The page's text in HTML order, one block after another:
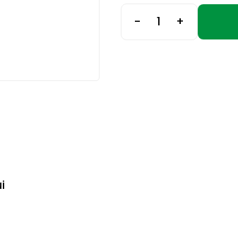
- +